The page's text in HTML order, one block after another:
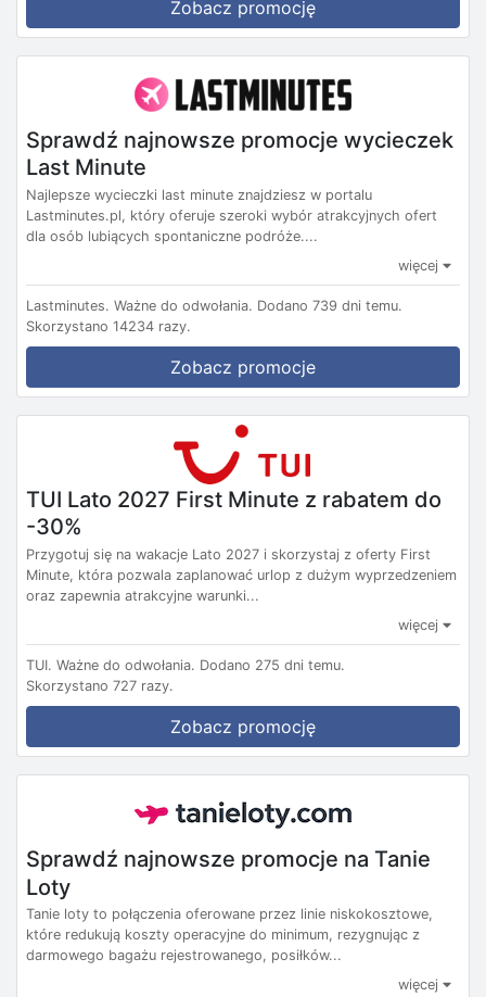
Zobacz promocję
Sprawdź najnowsze promocje wycieczek
Last Minute
Najlepsze wycieczki last minute znajdziesz w portalu
Lastminutes.pl, który oferuje szeroki wybór atrakcyjnych ofert
dla osób lubiących spontaniczne podróże....
więcej
Lastminutes. Ważne do odwołania. Dodano 739 dni temu.
Skorzystano 14234 razy.
Zobacz promocje
TUI Lato 2027 First Minute z rabatem do
-30%
Przygotuj się na wakacje Lato 2027 i skorzystaj z oferty First
Minute, która pozwala zaplanować urlop z dużym wyprzedzeniem
oraz zapewnia atrakcyjne warunki...
więcej
TUI. Ważne do odwołania. Dodano 275 dni temu.
Skorzystano 727 razy.
Zobacz promocję
Sprawdź najnowsze promocje na Tanie
Loty
Tanie loty to połączenia oferowane przez linie niskokosztowe,
które redukują koszty operacyjne do minimum, rezygnując z
darmowego bagażu rejestrowanego, posiłków...
więcej